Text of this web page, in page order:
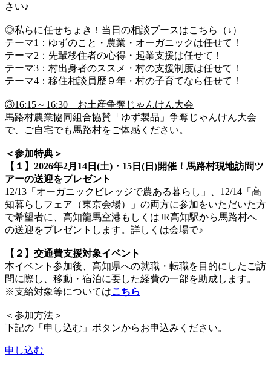
さい♪
◎私らに任せちょき！当日の相談ブースはこちら（↓）
テーマ1：ゆずのこと・農業・オーガニックは任せて！
テーマ2：先輩移住者の心得・起業支援は任せて！
テーマ3：村出身者のススメ・村の支援制度は任せて！
テーマ4：移住相談員歴９年・村の子育てなら任せて！
③16:15～16:30 お土産争奪じゃんけん大会
馬路村農業協同組合協賛「ゆず製品」争奪じゃんけん大会
で、ご自宅でも馬路村をご体感ください。
＜参加特典＞
【１】2026年2月14日(土)・15日(日)開催！馬路村現地訪問ツ
アーの送迎をプレゼント
12/13「オーガニックビレッジで農ある暮らし」、12/14「高
知暮らしフェア（東京会場）」の両方に参加をいただいた方
で希望者に、高知龍馬空港もしくはJR高知駅から馬路村へ
の送迎をプレゼントします。詳しくは会場で♪
【２】交通費支援対象イベント
本イベント参加後、高知県への就職・転職を目的にしたご訪
問に際し、移動・宿泊に要した経費の一部を助成します。
※支給対象等についてはこちら
＜参加方法＞
下記の「申し込む」ボタンからお申込みください。
申し込む